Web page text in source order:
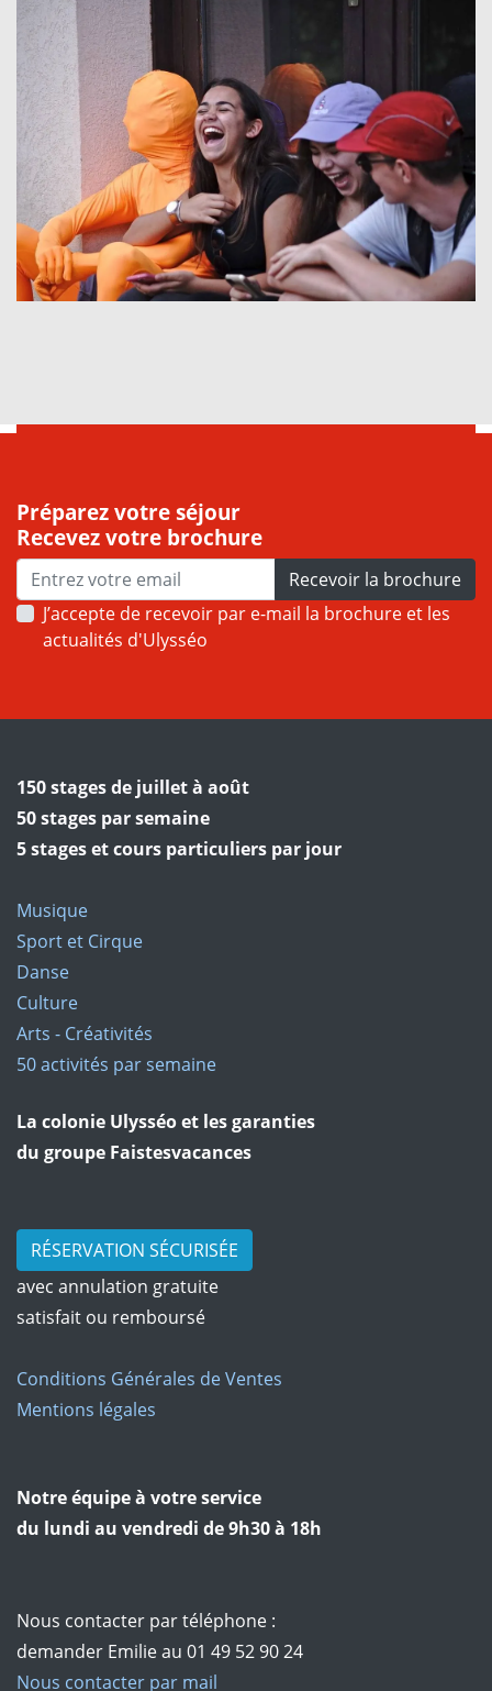
Préparez votre séjour
Recevez votre brochure
Recevoir la brochure
J’accepte de recevoir par e-mail la brochure et les
actualités d'Ulysséo
150 stages de juillet à août
50 stages par semaine
5 stages et cours particuliers par jour
Musique
Sport et Cirque
Danse
Culture
Arts - Créativités
50 activités par semaine
La colonie Ulysséo et les garanties
du groupe Faistesvacances
RÉSERVATION SÉCURISÉE
avec annulation gratuite
satisfait ou remboursé
Conditions Générales de Ventes
Mentions légales
Notre équipe à votre service
du lundi au vendredi de 9h30 à 18h
Nous contacter par téléphone :
demander Emilie au 01 49 52 90 24
Nous contacter par mail